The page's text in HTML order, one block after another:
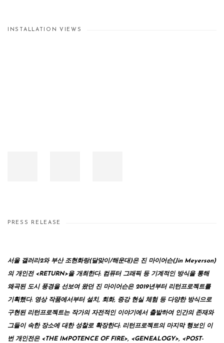
INSTALLATION VIEWS
PRESS RELEASE
서울 갤러리2와 부산 조현화랑(달맞이/해운대)은 진 마이어슨(Jin Meyerson)
의 개인전 <RETURN>을 개최한다. 컴퓨터 그래픽 등 기계적인 방식을 통해
왜곡된 도시 풍경을 선보여 왔던 진 마이어슨은 2019년부터 리턴프로젝트를
기획했다. 영상 작품에서부터 설치, 회화, 증강 현실 체험 등 다양한 방식으로
구현된 리턴프로젝트는 작가의 자전적인 이야기에서 출발하여 인간의 존재와
그들이 속한 장소에 대한 성찰로 확장한다. 리턴프로젝트의 마지막 행보인 이
번 개인전은 <THE IMPOTENCE OF FIRE>, <GENEALOGY>, <POST-